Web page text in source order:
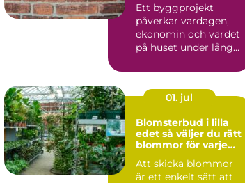
Ett byggprojekt
påverkar vardagen,
ekonomin och värdet
på huset under lång
v...
01. jul
Blomsterbud i lilla
edet så väljer du rätt
blommor för varje
Att skicka blommor
är ett enkelt sätt att